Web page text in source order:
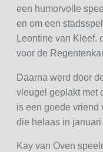
een humorvolle
en om een
Leontine van Kleef.
voor de
Daarna werd door
vleugel geplakt met
is een goede
die helaas in
Kay van Oven